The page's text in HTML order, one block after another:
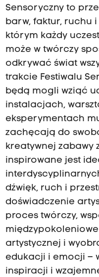
Sensoryczny to
barw, faktur, ruchu
którym każdy
może w twórczy
odkrywać świat
trakcie Festiwalu
będą mogli wziąć
instalacjach,
eksperymentach
zachęcają do
kreatywnej zabawy
inspirowane jest
dźwięk, ruch i
doświadczenie
proces twórczy,
artystycznej i
edukacji i emocji –
inspiracji i